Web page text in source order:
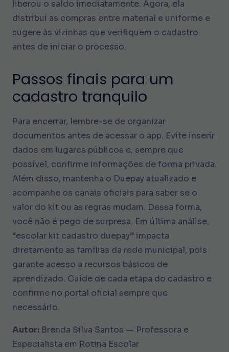
liberou o saldo imediatamente. Agora, ela
distribui as compras entre material e uniforme e
sugere às vizinhas que verifiquem o cadastro
antes de iniciar o processo.
Passos finais para um
cadastro tranquilo
Para encerrar, lembre-se de organizar
documentos antes de acessar o app. Evite inserir
dados em lugares públicos e, sempre que
possível, confirme informações de forma privada.
Além disso, mantenha o Duepay atualizado e
acompanhe os canais oficiais para saber se o
valor do kit ou as regras mudam. Dessa forma,
você não é pego de surpresa. Em última análise,
“escolar kit cadastro duepay” impacta
diretamente as famílias da rede municipal, pois
garante acesso a recursos básicos de
aprendizado. Cuide de cada etapa do cadastro e
confirme no portal oficial sempre que
necessário.
Autor: Brenda Silva Santos — Professora e
Especialista em Rotina Escolar